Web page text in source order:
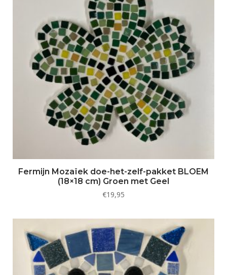
Fermijn Mozaïek doe-het-zelf-pakket BLOEM
(18×18 cm) Groen met Geel
€19,95